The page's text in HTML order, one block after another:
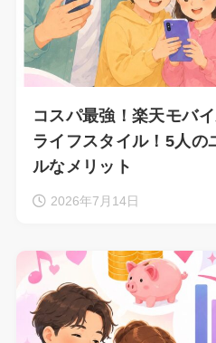
コスパ最強！楽天モバ
ライフスタイル！5人の
ルなメリット
2026年7月14日